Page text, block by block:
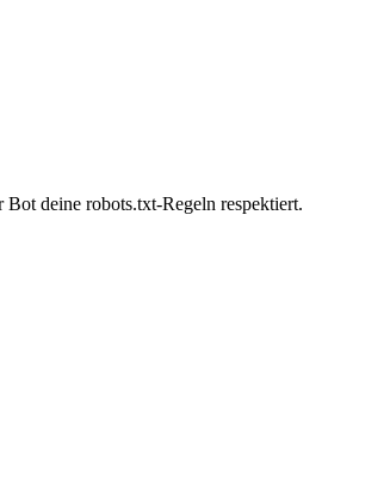
deine robots.txt-Regeln respektiert.